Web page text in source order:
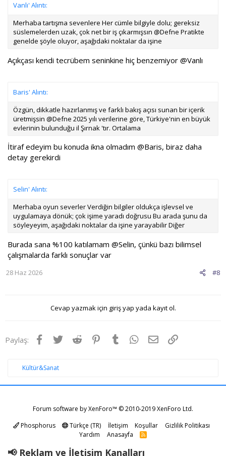
Vanlı' Alıntı:
Merhaba tartışma sevenlere Her cümle bilgiyle dolu; gereksiz
süslemelerden uzak, çok net bir iş çıkarmışsın @Defne Pratikte
genelde şöyle oluyor, aşağıdaki noktalar da işine
Açıkçası kendi tecrübem seninkine hiç benzemiyor @Vanlı
Baris' Alıntı:
Özgün, dikkatle hazırlanmış ve farklı bakış açısı sunan bir içerik
üretmişsin @Defne 2025 yılı verilerine göre, Türkiye'nin en büyük
evlerinin bulunduğu il Şırnak 'tır. Ortalama
İtiraf edeyim bu konuda ikna olmadım @Baris, biraz daha
detay gerekirdi
Selin' Alıntı:
Merhaba oyun severler Verdiğin bilgiler oldukça işlevsel ve
uygulamaya dönük; çok işime yaradı doğrusu Bu arada şunu da
söyleyeyim, aşağıdaki noktalar da işine yarayabilir Diğer
Burada sana %100 katılamam @Selin, çünkü bazı bilimsel
çalışmalarda farklı sonuçlar var
#8
28 Haz 2026
Cevap yazmak için giriş yap yada kayıt ol.
Paylaş: Facebook
TwitterReddit Pinterest
Tumblr WhatsApp
E-postaLink
Kültür&Sanat
Forum software by XenForo™ © 2010-2019 XenForo Ltd.
Phosphorus
Türkçe (TR) İletişim Koşullar
Gizlilik Politikası
Yardım
Anasayfa
R
S
📢 Reklam ve İletişim Kanalları